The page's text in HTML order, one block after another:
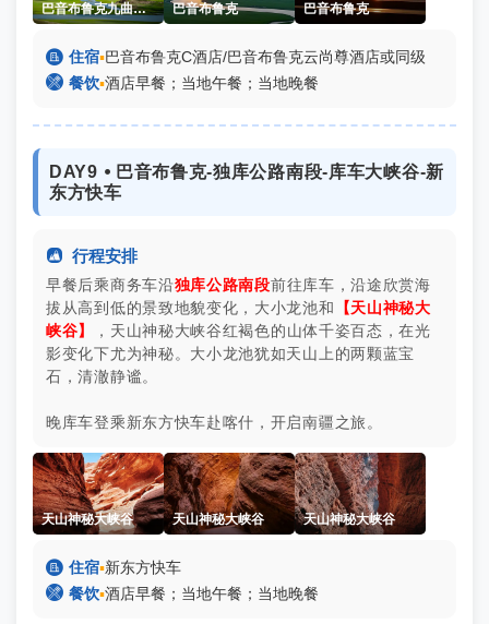
巴音布鲁克九曲十八弯 巴音布鲁克 巴音布鲁克
 住宿▪巴音布鲁克C酒店/巴音布鲁克云尚尊酒店或同级
 餐饮▪酒店早餐；当地午餐；当地晚餐
DAY9 ⦁ 巴音布鲁克-独库公路南段-库车大峡谷-新
东方快车
 行程安排
早餐后乘商务车沿独库公路南段前往库车，沿途欣赏海
拔从高到低的景致地貌变化，大小龙池和
【天山神秘大
峡谷】
，天山神秘大峡谷红褐色的山体千姿百态，在光
影变化下尤为神秘。大小龙池犹如天山上的两颗蓝宝
石，清澈静谧。
晚库车登乘新东方快车赴喀什，开启南疆之旅。
天山神秘大峡谷 天山神秘大峡谷 天山神秘大峡谷
 住宿▪新东方快车
 餐饮▪酒店早餐；当地午餐；当地晚餐